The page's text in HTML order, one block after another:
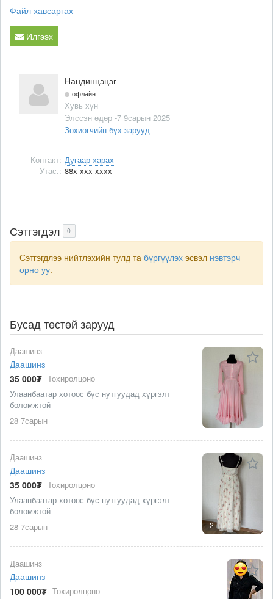
Файл хавсаргах
Илгээх
Нандинцэцэг
офлайн
Хувь хүн
Элссэн өдөр -7 9сарын 2025
Зохиогчийн бүх зарууд
Контакт: Дугаар харах
Утас.: 88x xxx xxxx
Сэтгэгдэл 0
Сэтгэгдлээ нийтлэхийн тулд та бүргүүлэх эсвэл нэвтэрч
орно уу.
Бусад төстөй зарууд
Даашинз
Даашинз
35 000₮ Тохиролцоно
Улаанбаатар хотоос бүс нутгуудад хүргэлт
боломжтой
28 7сарын
2
Даашинз
Даашинз
35 000₮ Тохиролцоно
Улаанбаатар хотоос бүс нутгуудад хүргэлт
боломжтой
28 7сарын
Даашинз
Даашинз
100 000₮ Тохиролцоно